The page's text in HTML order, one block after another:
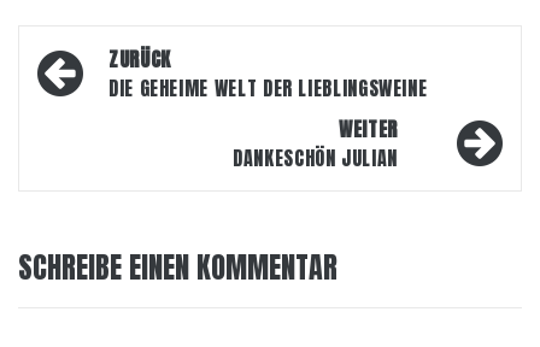
Beitragsnavigation
ZURÜCK
DIE GEHEIME WELT DER LIEBLINGSWEINE
WEITER
DANKESCHÖN JULIAN
SCHREIBE EINEN KOMMENTAR